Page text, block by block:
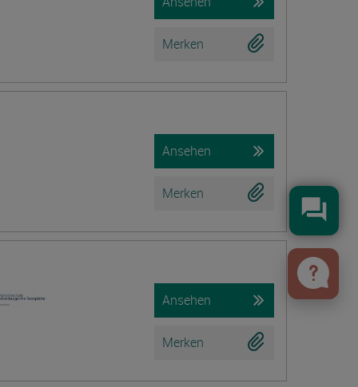
Merken
Ansehen
Merken
Ansehen
Merken